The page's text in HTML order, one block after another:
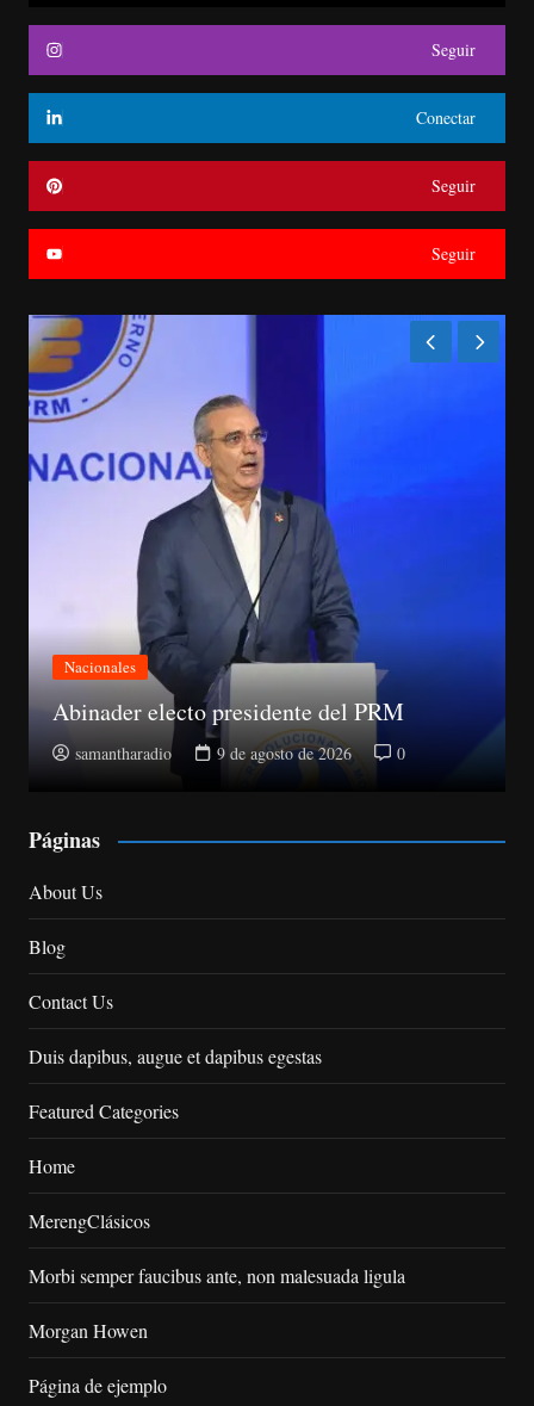
Seguir
Conectar
Seguir
Seguir
del PRM
de 2026 0
Deportes
Dominicana culmina
150 medallas
samantharadio
Páginas
About Us
Blog
Contact Us
Duis dapibus, augue et dapibus egestas
Featured Categories
Home
MerengClásicos
Morbi semper faucibus ante, non malesuada ligula
Morgan Howen
Página de ejemplo